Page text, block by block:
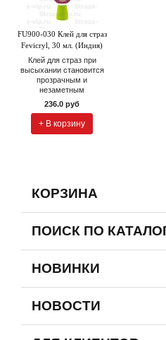
FU900-030 Клей для страз
Fevicryl, 30 мл. (Индия)
Клей для страз при
высыхании становится
прозрачным и
незаметным
236.0 руб
+ В корзину
КОРЗИНА
ПОИСК ПО
НОВИНКИ
НОВОСТИ